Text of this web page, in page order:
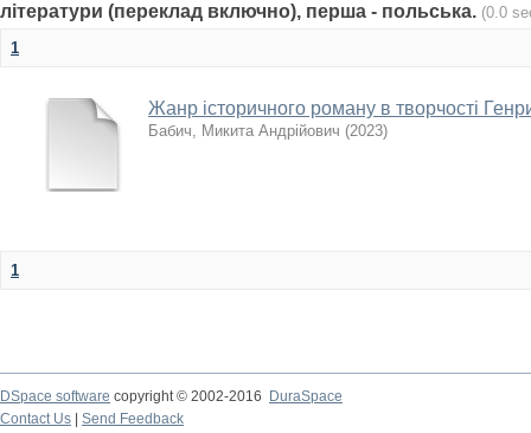
літератури (переклад включно), перша - польська. (0.0
1
Жанр історичного роману в творчості
Бабич, Микита Андрійович (2023)
1
DSpace software copyright © 2002-2016
DuraSpace
Contact Us
Send Feedback